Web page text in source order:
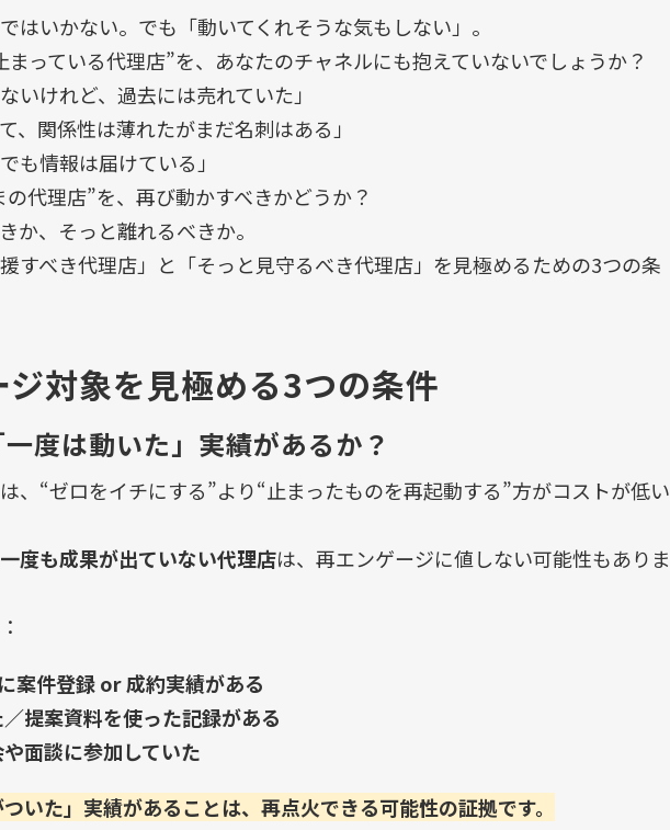
はいかない。でも「動いてくれそうな気もしない」。
っている代理店”を、あなたのチャネルにも抱えていないでしょうか？
いけれど、過去には売れていた」
、関係性は薄れたがまだ名刺はある」
も情報は届けている」
の代理店”を、再び動かすべきかどうか？
か、そっと離れるべきか。
すべき代理店」と「そっと見守るべき代理店」を見極めるための3つの条
対象を見極める3つの条件
度は動いた」実績があるか？
、“ゼロをイチにする”より“止まったものを再起動する”方がコストが低い
度も成果が出ていない代理店は、再エンゲージに値しない可能性もありま
案件登録 or 成約実績がある
提案資料を使った記録がある
面談に参加していた
ついた」実績があることは、再点火できる可能性の証拠です。